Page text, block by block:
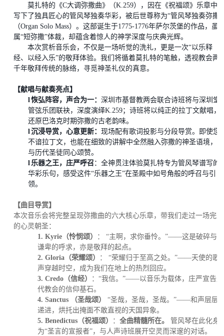
莫扎特的《C大调弥撒曲》（K.259），因在《祝福颂》乐章中
写下了独具匠心的管风琴独奏华彩，被后世尊称为“管风琴独奏弥撒”
（Organ Solo Mass）。这部诞生于1775-1776年萨尔茨堡的作品，虽
属“短弥撒”体裁，却蕴含着惊人的神学深度与庆典光辉。
本次赏析音乐会，不仅是一场听觉的洗礼，更是一次“以乐释
经、以经入乐”的敬拜体验。我们将循着莫扎特的笔触，透视教会两
千年敬拜传统的脉络，寻觅神圣礼仪的真意。
【献唱与献奏亮点】
l恢弘阵容，声合为一： 深圳市基督教两会联合诗班将与深圳堂
管弦乐团联袂，深度演绎K.259； 诗班将以纯正的拉丁文献唱，
还原巴洛克时期弥撒的古老韵味。
l沉浸导赏，心意更新： 现场配有歌词投影与分段导赏。即使您
不谙拉丁文，也能在细致的讲解中全然融入弥撒的神圣语境，
与历代圣徒同心颂赞。
l乐器之王，庄严呼召 ：全神贯注体验莫扎特专为管风琴谱写的
华彩乐句，感受这件“乐器之王”在圣殿中如号角般的呼召与引
领。
【曲目导赏】
本次音乐会将完整呈现弥撒曲的六大核心乐章，带我们走过一场完整
的心灵朝圣：
1. Kyrie（怜悯颂） ：
“主啊，求你垂怜。”——这是破碎与
谦卑的呼求，亦是敬拜的起点。
2. Gloria（荣耀颂） ：
“荣耀归于至高之处。”——天使的歌
声穿越时空，成为我们在地上的热烈回应。
3. Credo（信经） ： “我信。”——以音乐为载体，庄严宣告历
代教会的信仰基石。
4. Sanctus （圣哉颂）
“圣哉，圣哉，圣哉。”——和声层层
递进，烘托出掩面不敢直视的天国异象。
5. Benedictus（祝福颂） ： 全曲精髓所在。
管风琴在此化身
为“圣言的宣报者”，与人声诗班展开空灵而深邃的对话。